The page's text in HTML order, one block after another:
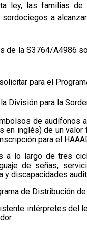
ley, las familias
a
de la S3764/A4986
para el
División para la
de audífonos
en inglés) de un
para el
a lo largo de tres
de señas,
y discapacidades
de Distribución
intérpretes del